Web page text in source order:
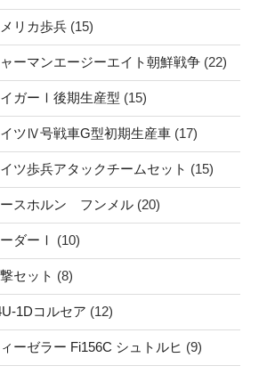
リカ歩兵 (15)
マンエージーエイト朝鮮戦争 (22)
ガーⅠ後期生産型 (15)
ツⅣ号戦車G型初期生産車 (17)
歩兵アタックチームセット (15)
スホルン フンメル (20)
ダーⅠ (10)
セット (8)
1Dコルセア (12)
ゼラー Fi156C シュトルヒ (9)